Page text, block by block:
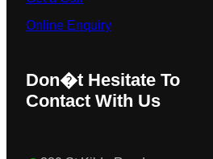
Online Enquiry
Don�t Hesitate To
Contact With Us